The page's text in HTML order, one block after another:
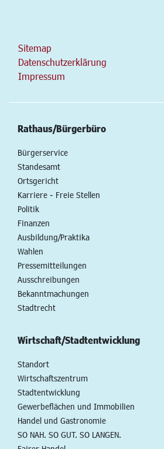
Sitemap
Datenschutzerklärung
Impressum
Rathaus/Bürgerbüro
Bürgerservice
Standesamt
Ortsgericht
Karriere - Freie Stellen
Politik
Finanzen
Ausbildung/Praktika
Wahlen
Pressemitteilungen
Ausschreibungen
Bekanntmachungen
Stadtrecht
Wirtschaft/Stadtentwicklung
Standort
Wirtschaftszentrum
Stadtentwicklung
Gewerbeflächen und Immobilien
Handel und Gastronomie
SO NAH. SO GUT. SO LANGEN.